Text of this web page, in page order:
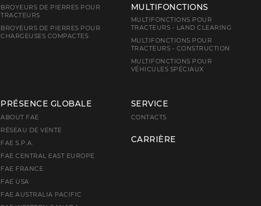
BROYEURS DE PIERRES POUR
TRACTEURS
BROYEURS DE PIERRES POUR
CHARGEUSES COMPACTES
MULTIFONCTIONS
MULTIFONCTIONS POUR
TRACTEURS - LAND CLEARING
MULTIFONCTIONS POUR
TRACTEURS - CONSTRUCTION
MULTIFONCTIONS POUR
VÉHICULES SPÉCIAUX
PRÉSENCE GLOBALE
ABOUT FAE
RÉSEAU DE VENTE
FAE S.P.A.
FAE CENTRAL EAST EUROPE
FAE FRANCE
FAE USA
FAE AUSTRALIA PACIFIC
SERVICE
CONTACTS
CARRIÈRE